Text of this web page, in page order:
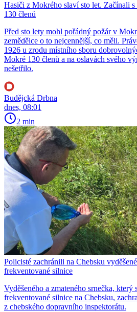
Hasiči z Mokrého slaví sto let. Začínali
130 členů
Před sto lety mohl pořádný požár v
zemědělce o to nejcennější, co měli.
1926 u zrodu místního sboru
Mokré 130 členů a na oslavách svého
nešetřilo.
Budějcká Drbna
dnes, 08:01
2 min
Policisté zachránili na Chebsku
frekventované silnice
Vyděšeného a zmateného srnečka,
frekventované silnice na Chebsku,
z chebského dopravního inspektorátu.